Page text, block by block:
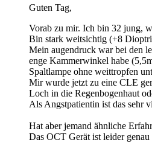
Guten Tag,
Vorab zu mir. Ich bin 32 jung,
Bin stark weitsichtig (+8
Mein augendruck war bei den
enge Kammerwinkel habe
Spaltlampe ohne weittropfen
Mir wurde jetzt zu eine CLE
Loch in die Regenbogenhaut
Als Angstpatientin ist das sehr
Hat aber jemand ähnliche
Das OCT Gerät ist leider